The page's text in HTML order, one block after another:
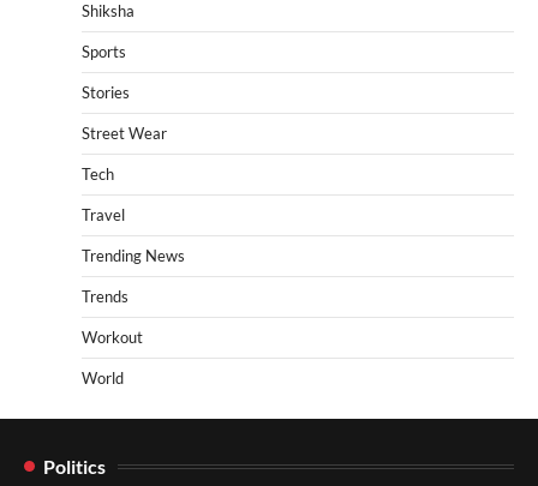
Shiksha
Sports
Stories
Street Wear
Tech
Travel
Trending News
Trends
Workout
World
Politics